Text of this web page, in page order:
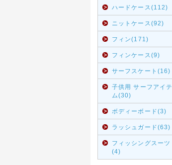
ハードケース(112)
ニットケース(92)
フィン(171)
フィンケース(9)
サーフスケート(16)
子供用 サーフアイテ
ム(30)
ボディーボード(3)
ラッシュガード(63)
フィッシングスーツ
(4)